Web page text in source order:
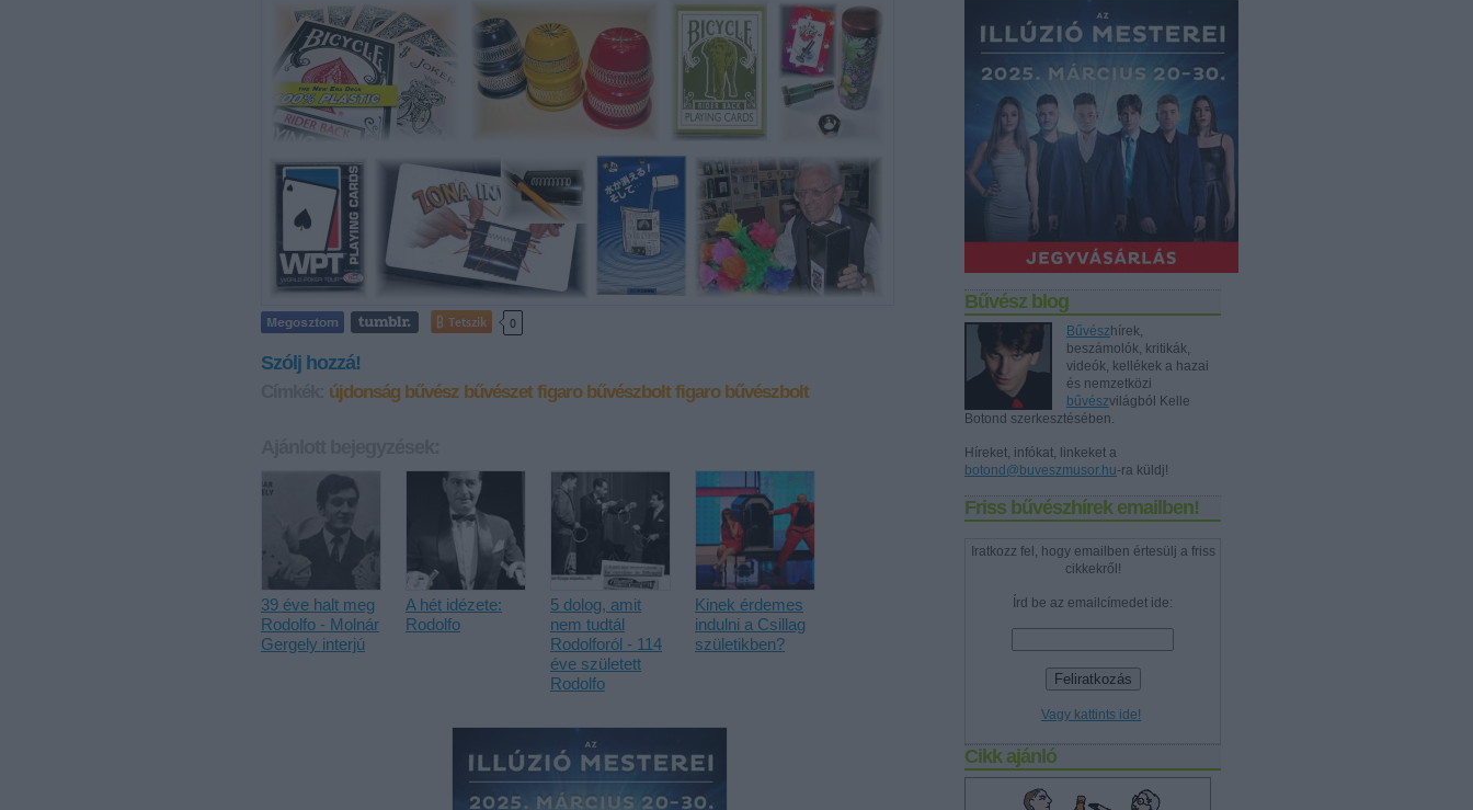
Bűvész blog
Bűvész hírek,
beszámolók, kritikák,
videók, kellékek a hazai
és nemzetközi
bűvészvilágból Kelle
Botond szerkesztésében.
Híreket, infókat, linkeket a
botond@buveszmusor.hu-ra küldj!
Friss bűvészhírek emailben!
Iratkozz fel, hogy emailben értesülj a friss
cikkekről!
Írd be az emailcímedet ide:
Vagy kattints ide!
Cikk ajánló
Tetszik 0
Szólj hozzá!
újdonság bűvész bűvészet figaro bűvészbolt figaro bűvészbolt
39 éve halt meg
Rodolfo - Molnár
Gergely interjú
A hét idézete:
Rodolfo
5 dolog, amit
nem tudtál
Rodolforól - 114
éve született
Rodolfo
Kinek érdemes
indulni a Csillag
születikben?